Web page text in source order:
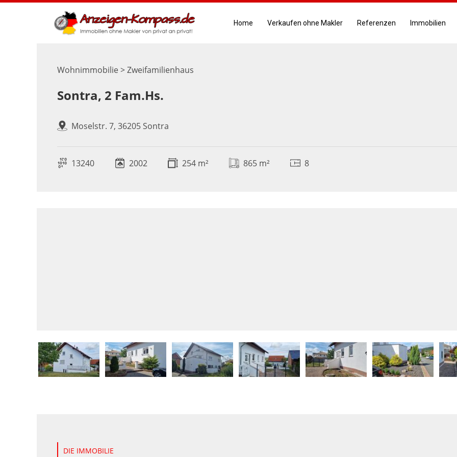
Home Verkaufen ohne Makler Referenzen Immobilien
Wohnimmobilie > Zweifamilienhaus
Sontra, 2 Fam.Hs.
Moselstr. 7, 36205 Sontra
13240 2002 254 m² 865 m² 8
DIE IMMOBILIE